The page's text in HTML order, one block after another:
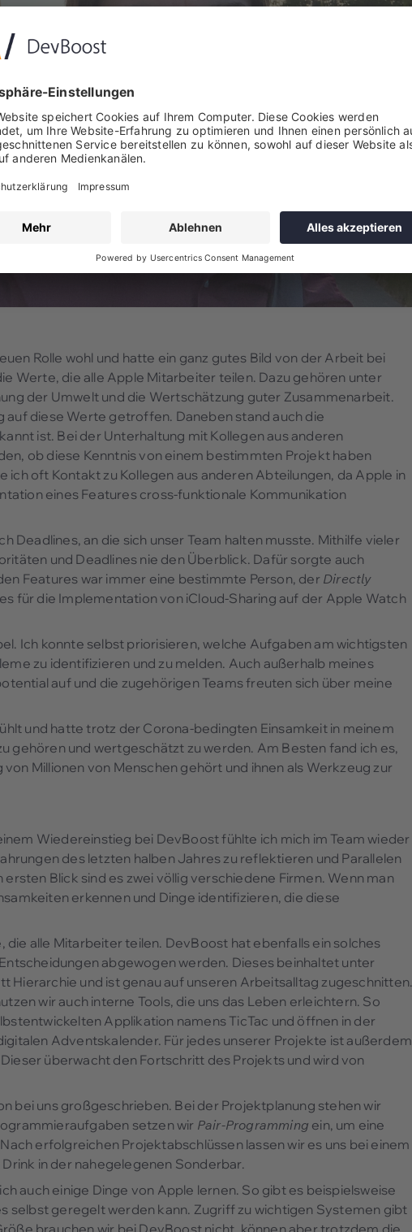
Rolle wohl und hatte ein ganz gutes Bild von der Arbeit bei
Werte, die alle Apple Mitarbeiter teilen. Dazu gehören unter
der Umwelt und die Wertschätzung guter Zusammenarbeit.
diese Werte getroffen. Daneben stand auch die
ist. Bei der Unterhaltung mit Kollegen aus anderen
ob diese Kenntnis von einem bestimmten Projekt haben
oft Kontakt zu Kollegen aus anderen Abteilungen, da Apple in
eines Features cross-funktionale Kommunikation
Deadlines, an die sich unser Team halten musste. Mithilfe vieler
und Deadlines nie den Überblick. Dafür sorgte auch
Features war immer eine bestimmte Person, der Directly
für die Implementation von iCloud-Sharing auf der Apple Watch
Ich konnte selbst priorisieren, welche Aufgaben am wichtigsten
zu identifizieren und zu melden. Auch außerhalb meines
auf und die zugehörigen Teams freuten sich über meine
und hatte trotz der Corona-bedingten Einsamkeit in meinem
gehören und wertgeschätzt zu werden. Am Besten fand ich es,
Millionen von Menschen gehört und ihnen als Werkzeug zur
Wiedereinstieg bei DevBoost fühlte ich mich im Team wieder
des letzten halben Jahres zu reflektieren und Parallelen
Blick sind es zwei völlig verschiedene Firmen. Wenn man
erkennen und Dinge identifizieren, die diese
alle Mitarbeiter teilen. DevBoost hat ebenfalls ein solches
abgewogen werden. Dieses beinhaltet unter
und ist genau auf unseren Arbeitsalltag zugeschnitten.
wir auch interne Tools, die uns das Leben erleichtern. So
Applikation namens TicTac und öffnen in der
Adventskalender. Für jedes unserer Projekte ist außerdem
überwacht den Fortschritt des Projekts und wird von
bei uns großgeschrieben. Bei der Projektplanung stehen wir
setzen wir Pair-Programming ein, um eine
erfolgreichen Projektabschlüssen lassen wir es uns bei einem
in der nahegelegenen Sonderbar.
auch einige Dinge von Apple lernen. So gibt es beispielsweise
selbst geregelt werden kann. Zugriff zu wichtigen Systemen gibt
brauchen wir bei DevBoost nicht, können aber trotzdem die